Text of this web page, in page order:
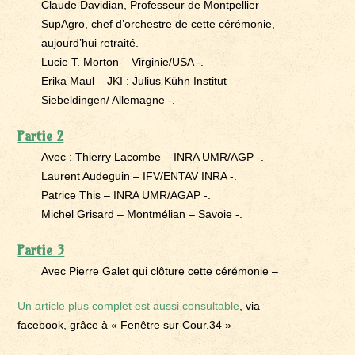
Claude Davidian, Professeur de Montpellier
SupAgro, chef d’orchestre de cette cérémonie,
aujourd’hui retraité.
Lucie T. Morton – Virginie/USA -.
Erika Maul – JKI : Julius Kühn Institut –
Siebeldingen/ Allemagne -.
Partie 2
Avec : Thierry Lacombe – INRA UMR/AGP -.
Laurent Audeguin – IFV/ENTAV INRA -.
Patrice This – INRA UMR/AGAP -.
Michel Grisard – Montmélian – Savoie -.
Partie 3
Avec Pierre Galet qui clôture cette cérémonie –
Un article plus complet est aussi consultable , via
facebook, grâce à « Fenêtre sur Cour.34 »